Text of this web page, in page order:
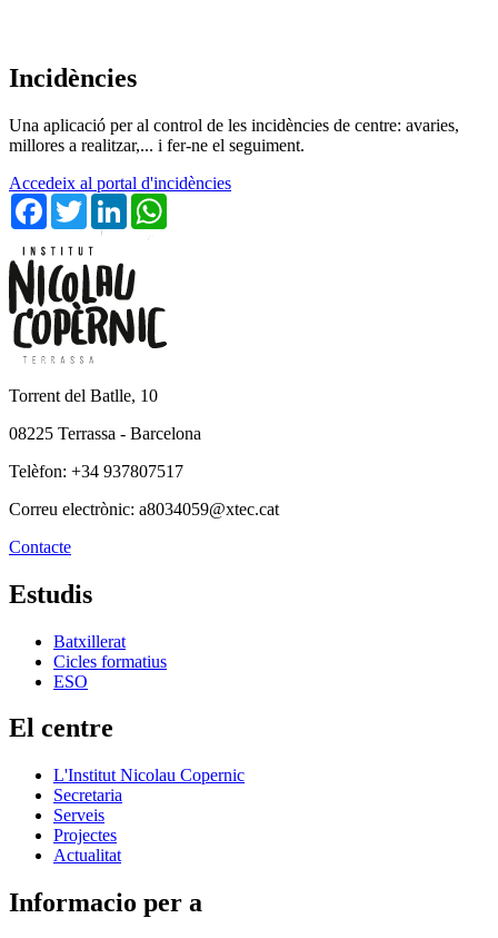
Incidències
Una aplicació per al control de les incidències de centre: avaries,
millores a realitzar,... i fer-ne el seguiment.
Accedeix al portal d'incidències
FacebookTwitterLinkedIn
Torrent del Batlle, 10
08225 Terrassa - Barcelona
Telèfon: +34 937807517
Correu electrònic: a8034059@xtec.cat
Contacte
Estudis
Batxillerat
Cicles formatius
ESO
El centre
L'Institut Nicolau Copernic
Secretaria
Serveis
Projectes
Actualitat
Informacio per a